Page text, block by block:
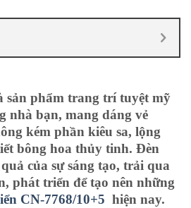
sản phẩm trang trí tuyệt mỹ
nhà bạn, mang dáng vẻ
kém phần kiêu sa, lộng
bông hoa thủy tinh. Đèn
của sự sáng tạo, trải qua
phát triển để tạo nên những
CN-7768/10+5 hiện nay.